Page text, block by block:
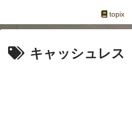
topix
キャッシュレス